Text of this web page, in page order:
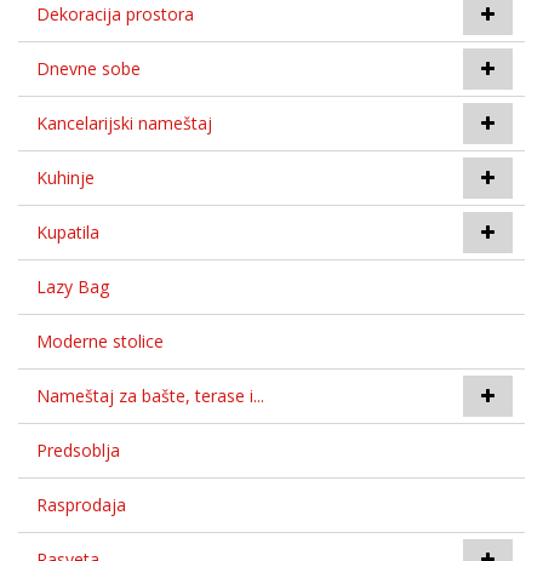
Dekoracija prostora
Dnevne sobe
Kancelarijski nameštaj
Kuhinje
Kupatila
Lazy Bag
Moderne stolice
Nameštaj za bašte, terase i...
Predsoblja
Rasprodaja